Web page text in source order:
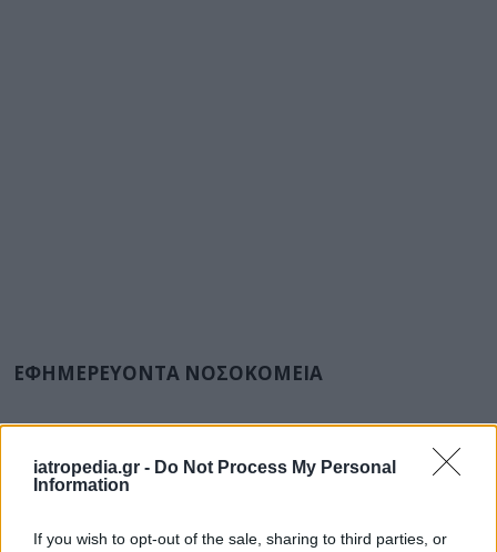
iatropedia.gr - Do Not Process My Personal
Information
If you wish to opt-out of the sale, sharing to third parties, or
ΕΦΗΜΕΡΕΥΟΝΤΑ ΝΟΣΟΚΟΜΕΙΑ